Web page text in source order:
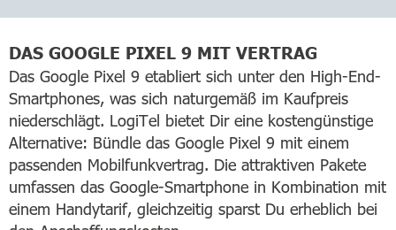
DAS GOOGLE PIXEL 9 MIT VERTRAG
Das Google Pixel 9 etabliert sich unter den High-End-
Smartphones, was sich naturgemäß im Kaufpreis
niederschlägt. LogiTel bietet Dir eine kostengünstige
Alternative: Bündle das Google Pixel 9 mit einem
passenden Mobilfunkvertrag. Die attraktiven Pakete
umfassen das Google-Smartphone in Kombination mit
einem Handytarif, gleichzeitig sparst Du erheblich bei